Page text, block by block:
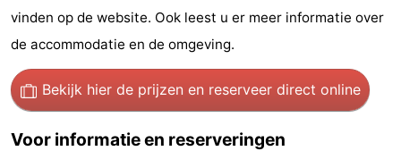
Haamstede
Natuur
Kop
Walcheren
-
vinden op de website. Ook leest u er meer informatie over
de accommodatie en de omgeving.
Bekijk hier de prijzen en reserveer direct online
Voor informatie en reserveringen